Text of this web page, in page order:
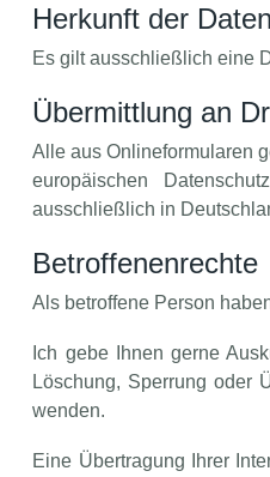
Herkunft der Daten
Es gilt ausschließlich eine
Übermittlung an
Alle aus Onlineformularen
europäischen
ausschließlich in
Betroffenenrechte
Als betroffene Person
Ich gebe Ihnen gerne
Löschung, Sperrung oder
wenden.
Eine Übertragung Ihrer